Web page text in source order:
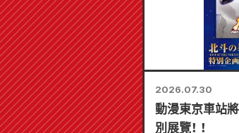
2026.07.30
動漫東京車站
別展覽！ ！